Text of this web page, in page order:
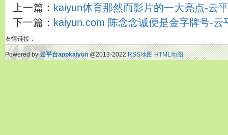
上一篇： kaiyun体育那然而影片的一大亮点-云
下一篇： kaiyun.com 陈念念诚便是金字牌号-云
友情链接：
Powered by云平台appkaiyun@2013-2022RSS地图 HTML地图